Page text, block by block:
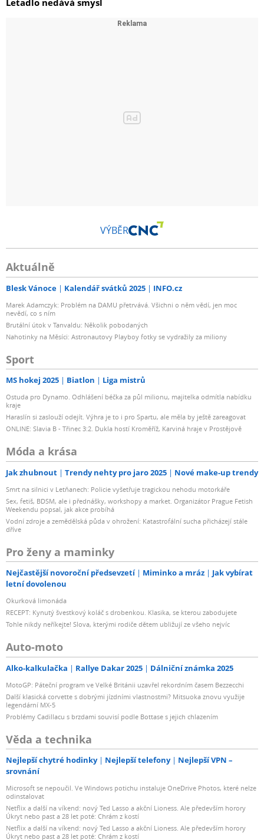
VÝBĚR
Aktuálně
Blesk Vánoce Kalendář svátků 2025 INFO.cz
Marek Adamczyk: Problém na DAMU přetrvává. Všichni o něm vědí, jen moc
nevědí, co s ním
Brutální útok v Tanvaldu: Několik pobodaných
Nahotinky na Měsíci: Astronautovy Playboy fotky se vydražily za miliony
Sport
MS hokej 2025 Biatlon Liga mistrů
Ostuda pro Dynamo. Odhlášení béčka za půl milionu, majitelka odmítla nabídku
kraje
Haraslín si zaslouží odejít. Výhra je to i pro Spartu, ale měla by ještě zareagovat
ONLINE: Slavia B - Třinec 3:2. Dukla hostí Kroměříž, Karviná hraje v Prostějově
Móda a krása
Jak zhubnout Trendy nehty pro jaro 2025 Nové make-up trendy
Smrt na silnici v Letňanech: Policie vyšetřuje tragickou nehodu motorkáře
Sex, fetiš, BDSM, ale i přednášky, workshopy a market. Organizátor Prague Fetish
Weekendu popsal, jak akce probíhá
Vodní zdroje a zemědělská půda v ohrožení: Katastrofální sucha přicházejí stále
dříve
Pro ženy a maminky
Nejčastější novoroční předsevzetí Miminko a mráz
Jak vybírat
letní dovolenou
Okurková limonáda
RECEPT: Kynutý švestkový koláč s drobenkou. Klasika, se kterou zabodujete
Tohle nikdy neříkejte! Slova, kterými rodiče dětem ubližují ze všeho nejvíc
Auto-moto
Alko-kalkulačka Rallye Dakar 2025 Dálniční známka 2025
MotoGP: Páteční program ve Velké Británii uzavřel rekordním časem Bezzecchi
Další klasická corvette s dobrými jízdními vlastnostmi? Mitsuoka znovu využije
legendární MX-5
Problémy Cadillacu s brzdami souvisí podle Bottase s jejich chlazením
Věda a technika
Nejlepší chytré hodinky Nejlepší telefony
Nejlepší VPN –
srovnání
Microsoft se nepoučil. Ve Windows potichu instaluje OneDrive Photos, které nelze
odinstalovat
Netflix a další na víkend: nový Ted Lasso a akční Lioness. Ale především horory
Úkryt nebo past a 28 let poté: Chrám z kostí
Netflix a další na víkend: nový Ted Lasso a akční Lioness. Ale především horory
Úkryt nebo past a 28 let poté: Chrám z kostí